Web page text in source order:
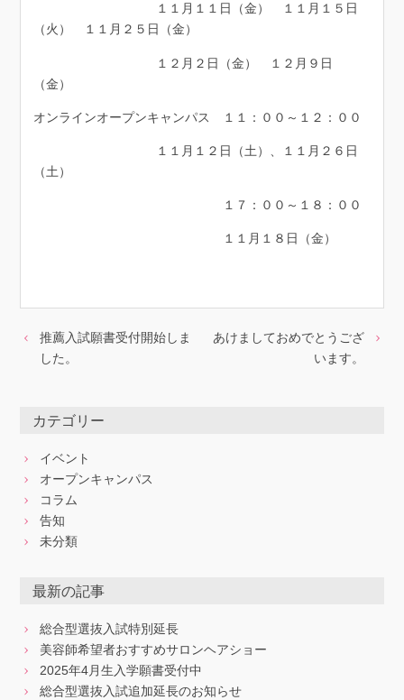
１１月１１日（金） １１月１５日
（火） １１月２５日（金）
１２月２日（金） １２月９日
（金）
オンラインオープンキャンパス １１：００～１２：００
１１月１２日（土）、１１月２６日
（土）
１７：００～１８：００
１１月１８日（金）
推薦入試願書受付開始しま
した。
あけましておめでとうござ
います。
カテゴリー
イベント
オープンキャンパス
コラム
告知
未分類
最新の記事
総合型選抜入試特別延長
美容師希望者おすすめサロンヘアショー
2025年4月生入学願書受付中
総合型選抜入試追加延長のお知らせ